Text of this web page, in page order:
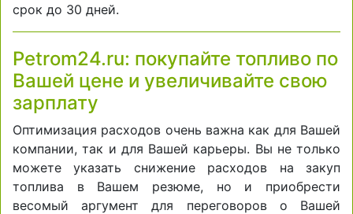
срок до 30 дней.
Petrom24.ru: покупайте топливо по
Вашей цене и увеличивайте свою
зарплату
Оптимизация расходов очень важна как для Вашей
компании, так и для Вашей карьеры. Вы не только
можете указать снижение расходов на закуп
топлива в Вашем резюме, но и приобрести
весомый аргумент для переговоров о Вашей